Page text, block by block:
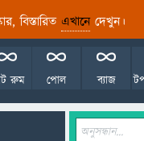
বিস্তারিত এখানেদেখুন।
ব্যাজ
পোল
রুম